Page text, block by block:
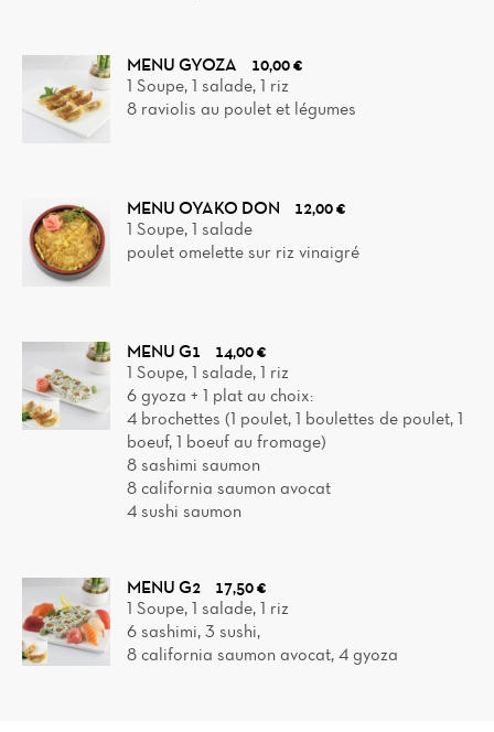
MENU GYOZA
10,00 €
1 Soupe, 1 salade, 1 riz
8 raviolis au poulet et légumes
MENU OYAKO DON
12,00 €
1 Soupe, 1 salade
poulet omelette sur riz vinaigré
MENU G1
14,00 €
1 Soupe, 1 salade, 1 riz
6 gyoza + 1 plat au choix:
4 brochettes (1 poulet, 1 boulettes de poulet, 1
boeuf, 1 boeuf au fromage)
8 sashimi saumon
8 california saumon avocat
4 sushi saumon
MENU G2
17,50 €
1 Soupe, 1 salade, 1 riz
6 sashimi, 3 sushi,
8 california saumon avocat, 4 gyoza